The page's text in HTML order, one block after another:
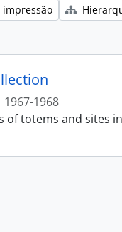
impressão
1967-1968
of totems and sites